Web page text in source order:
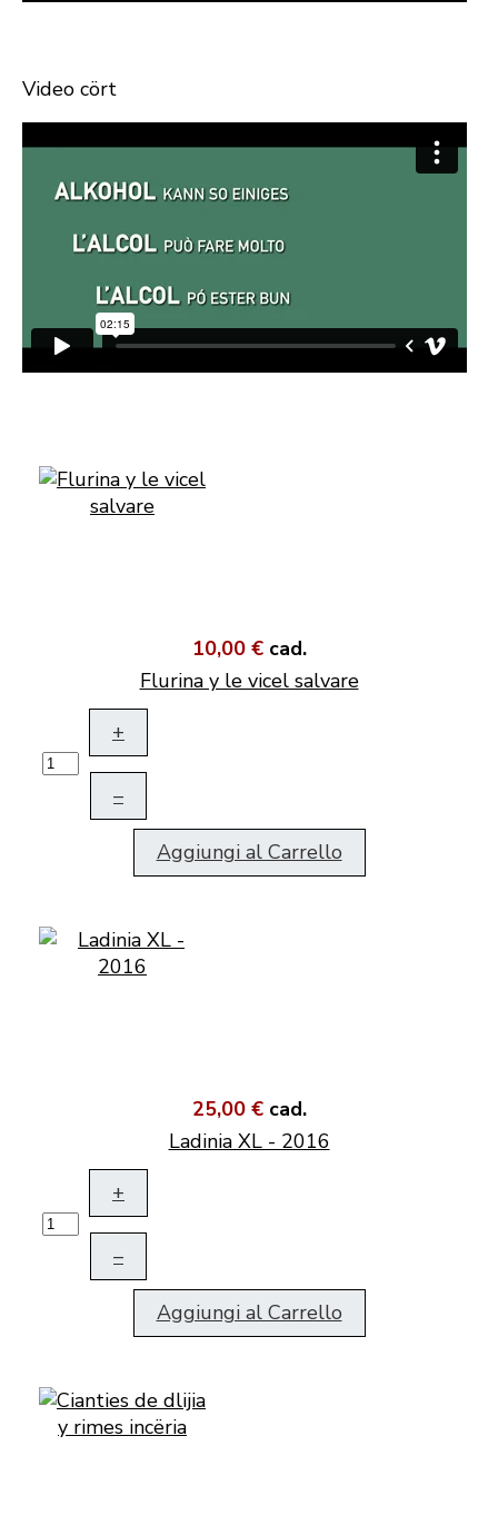
Video cört
10,00 € cad.
Flurina y le vicel salvare
+
–
Aggiungi al Carrello
25,00 € cad.
Ladinia XL - 2016
+
–
Aggiungi al Carrello